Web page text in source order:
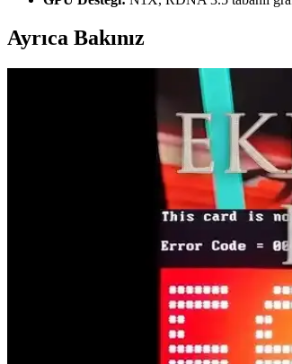
Ayrıca Bakınız
Nvidia'nın RTX Ekran Kartlarında
Nvidia, RTX serisi ekran kartlarında 16 pin güç
NVIDIA N1X ve Windows on ARM
NVIDIA'nın ARM tabanlı N1X işlemcisi,
Apple M5 Pro ve M5 Max GPU
Apple M5 Pro ve M5 Max çipleri, yüksek
NVIDIA Ekran Kartları 2026
NVIDIA'nın 2026 yılı güncel ekran kartları